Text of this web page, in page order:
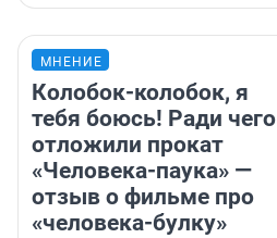
МНЕНИЕ
Колобок-колобок, я
тебя боюсь! Ради чего
отложили прокат
«Человека-паука» —
отзыв о фильме про
«человека-булку»